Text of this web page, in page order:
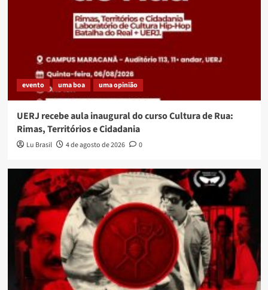
evento uma boa uma opinião
UERJ recebe aula inaugural do curso Cultura de Rua:
Rimas, Territórios e Cidadania
Lu Brasil 4 de agosto de 2026 0